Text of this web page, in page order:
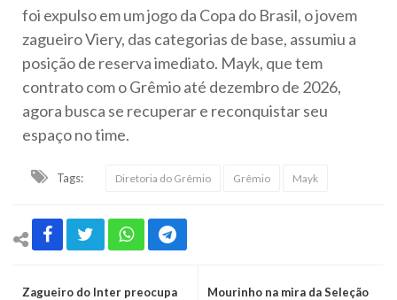
foi expulso em um jogo da Copa do Brasil, o jovem
zagueiro Viery, das categorias de base, assumiu a
posição de reserva imediato. Mayk, que tem
contrato com o Grêmio até dezembro de 2026,
agora busca se recuperar e reconquistar seu
espaço no time.
Tags: Diretoria do Grêmio Grêmio Mayk
Zagueiro do Inter preocupa
Mourinho na mira da Seleção